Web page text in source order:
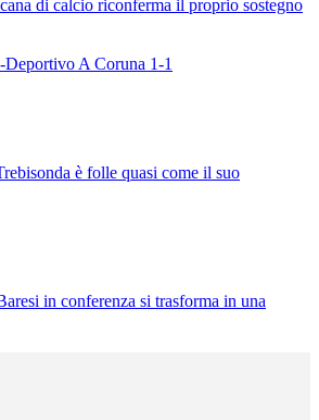
di calcio riconferma il proprio sostegno
A Coruna 1-1
è folle quasi come il suo
in conferenza si trasforma in una